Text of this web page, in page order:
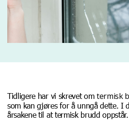
Tidligere har vi skrevet omtermisk
som kan gjøres for å unngå dette. I
årsakene til at termisk brudd oppstår.